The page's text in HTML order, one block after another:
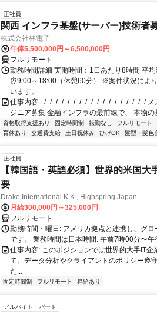
正社員
関西 インフラ基盤(サーバー)技術者
株式会社林電子
年俸5,500,000円～6,500,000円
フルリモート
勤務時間詳細 実働時間：1日あたり8時間 平
⏰9:00～18:00（休憩60分） ※案件状況によ
います。
仕事内容 _/_/_/_/_/_/_/_/_/_/_/_/_/_/_/_/_/_/
ジニア募集 金融インフラの最前線で、 本物
資格取得支援あり 固定時間制 転勤なし フルリモート
育休あり
交通費支給 土日祝休み ひげOK 髪型・髪色
正社員
【韓国語・英語必須】世界的米国
要
Drake International K.K., Highspring Japan
月給300,000円～325,000円
フルリモート
勤務時間・曜日: アメリカ拠点と連携し、グ
です。 業務時間は日本時間: 午前7時00分〜
仕事内容: このポジションでは世界的大手IT
て、データ分析やクライアントのポリシー遵
た...
固定時間制 フルリモート 昇給あり
アルバイト・パート